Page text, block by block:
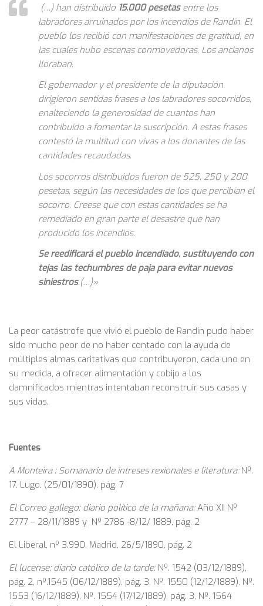
(…) han distribuido 15.000 pesetasentre los
labradores arruinados por los incendios de Randín. El
pueblo los recibió con manifestaciones de gratitud, en
las cuales hubo escenas conmovedoras. Los ancianos
lloraban.
El gobernador y el presidente de la diputación
dirigieron sentidas frases a los labradores socorridos,
enalteciendo la generosidad de cuantos han
contribuido a fomentar la suscripción. A estas frases
contestó la multitud con vivas a los donantes de las
cantidades recaudadas.
Los socorros distribuidos fueron de 525, 250 y 200
pesetas, según las necesidades de los que percibían el
socorro. Creese que con estas cantidades se ha
remediado en gran parte el desastre que han
producido los incendios.
Se reedificará el pueblo incendiado, sustituyendo con
tejas las techumbres de paja para evitar nuevos
siniestros.(…)»
La peor catástrofe que vivió el pueblo de Randín pudo haber
sido mucho peor de no haber contado con la ayuda de
múltiples almas caritativas que contribuyeron, cada uno en
su medida, a ofrecer alimentación y cobijo a los
damnificados mientras intentaban reconstruir sus casas y
sus vidas.
Fuentes
A Monteira : Somanario de intreses rexionales e literatura:Nº.
17, Lugo, (25/01/1890), pág. 7
El Correo gallego: diario político de la mañana:Año XII Nº
2777 – 28/11/1889 y Nº 2786 -8/12/ 1889, pág. 2
El Liberal, nº 3.990, Madrid, 26/5/1890, pág. 2
El lucense: diario católico de la tarde:Nº. 1542 (03/12/1889),
pág. 2, nº.1545 (06/12/1889), pág. 3, Nº. 1550 (12/12/1889), Nº.
1553 (16/12/1889), Nº. 1554 (17/12/1889), pág. 3, Nº. 1564